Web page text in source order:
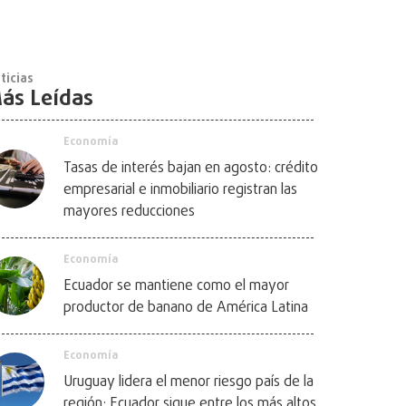
Leídas
Economía
Tasas de interés bajan en agosto: crédito
empresarial e inmobiliario registran las
mayores reducciones
Economía
Ecuador se mantiene como el mayor
productor de banano de América Latina
Economía
Uruguay lidera el menor riesgo país de la